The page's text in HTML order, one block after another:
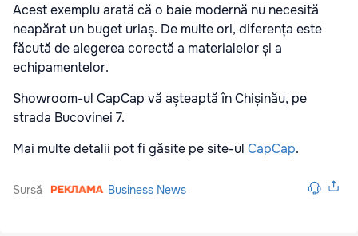
Acest exemplu arată că o baie modernă nu necesită
neapărat un buget uriaș. De multe ori, diferența este
făcută de alegerea corectă a materialelor și a
echipamentelor.
Showroom-ul CapCap vă așteaptă în Chișinău, pe
strada Bucovinei 7.
Mai multe detalii pot fi găsite pe site-ul CapCap.
Sursă Business News